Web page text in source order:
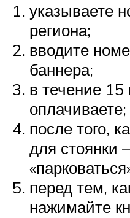
указываете
региона;
вводите
баннера;
в течение 15
оплачиваете;
после того,
для стоянки
перед тем,
нажимайте